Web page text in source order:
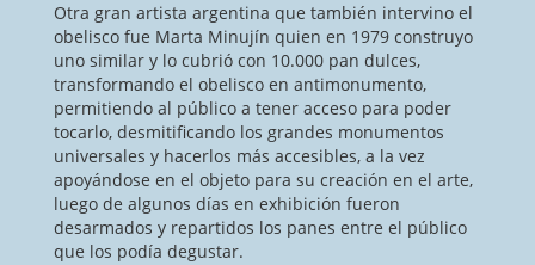
Otra gran artista argentina que también intervino el
obelisco fue Marta Minujín quien en 1979 construyo
uno similar y lo cubrió con 10.000 pan dulces,
transformando el obelisco en antimonumento,
permitiendo al público a tener acceso para poder
tocarlo, desmitificando los grandes monumentos
universales y hacerlos más accesibles, a la vez
apoyándose en el objeto para su creación en el arte,
luego de algunos días en exhibición fueron
desarmados y repartidos los panes entre el público
que los podía degustar.